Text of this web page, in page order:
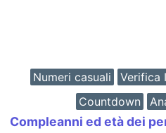
Numeri casuali Verifica
Countdown
Compleanni ed età dei